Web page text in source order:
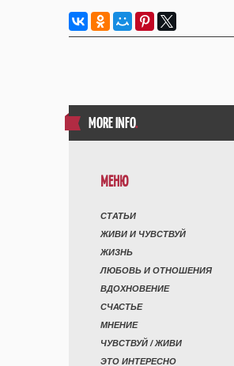
MORE INFO.
МЕНЮ
СТАТЬИ
ЖИВИ И ЧУВСТВУЙ
ЖИЗНЬ
ЛЮБОВЬ И ОТНОШЕНИЯ
ВДОХНОВЕНИЕ
СЧАСТЬЕ
МНЕНИЕ
ЧУВСТВУЙ / ЖИВИ
ЭТО ИНТЕРЕСНО